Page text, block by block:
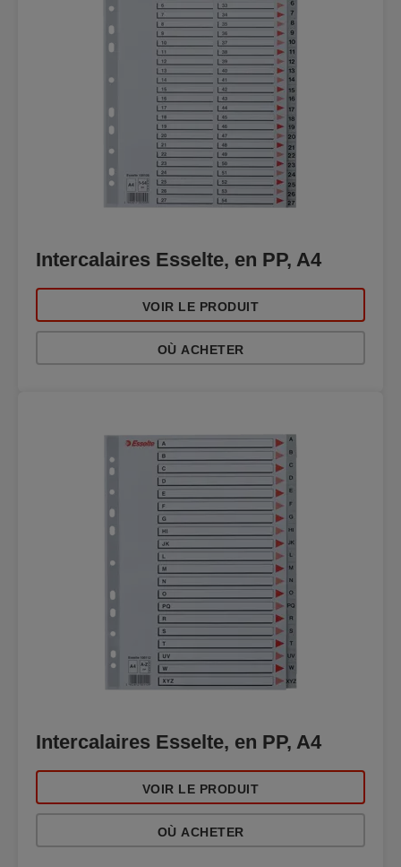
Intercalaires Esselte, en PP, A4
VOIR LE PRODUIT
OÙ ACHETER
Intercalaires Esselte, en PP, A4
VOIR LE PRODUIT
OÙ ACHETER